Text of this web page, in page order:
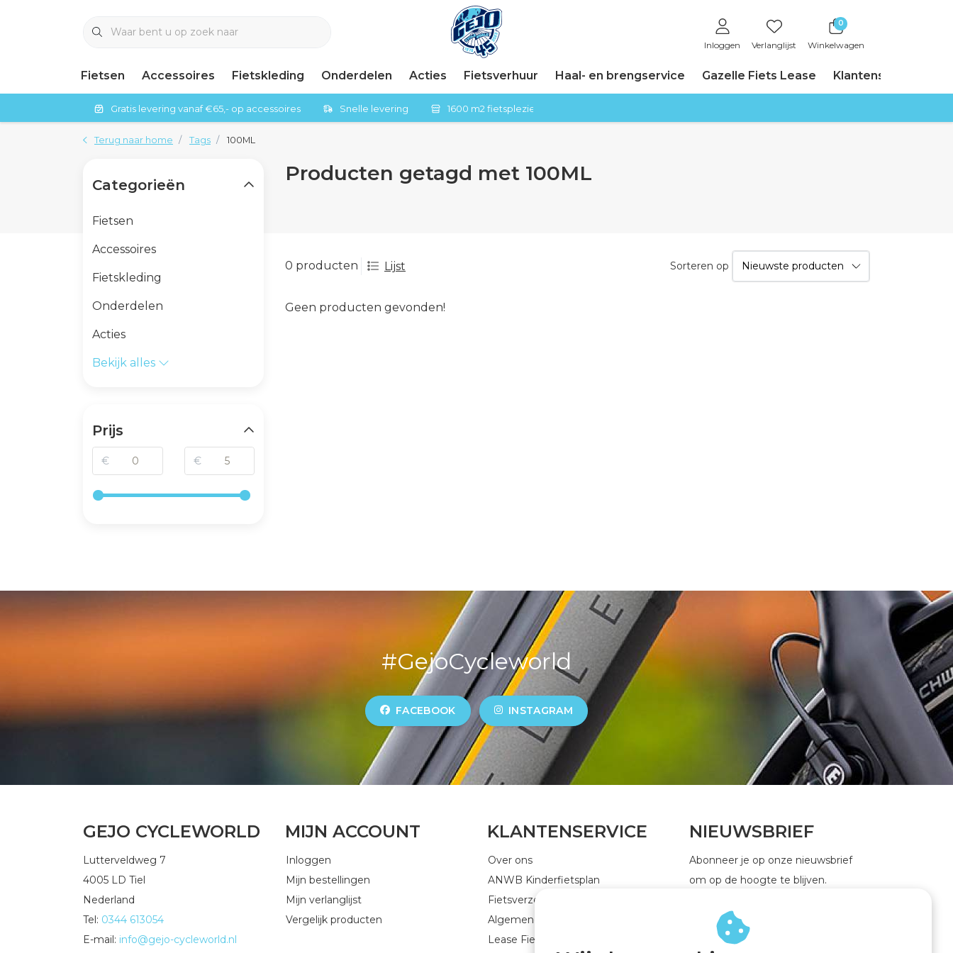
Inloggen Verlanglijst
0
Winkelwagen
Fietsen Accessoires Fietskleding Onderdelen Acties Fietsverhuur Haal- en brengservice Gazelle Fiets Lease Klantenservice
Gratis levering vanaf €65,- op accessoires Snelle levering 1600 m2 fietsplezier in Tiel
Terug naar home Tags 100ML
Producten getagd met 100ML
0 producten Lijst Sorteren op
Geen producten gevonden!
Categorieën
Fietsen
Accessoires
Fietskleding
Onderdelen
Acties
Bekijk alles
Prijs
€ €
#GejoCycleworld
FACEBOOK INSTAGRAM
GEJO CYCLEWORLD
Lutterveldweg 7
4005 LD Tiel
Nederland
Tel: 0344 613054
E-mail: info@gejo-cycleworld.nl
MIJN ACCOUNT
Inloggen
Mijn bestellingen
Mijn verlanglijst
Vergelijk producten
KLANTENSERVICE
Over ons
ANWB Kinderfietsplan
Fietsverzekering
Algemene voorwaarden
Lease Fiets
NIEUWSBRIEF
Abonneer je op onze nieuwsbrief
om op de hoogte te blijven.